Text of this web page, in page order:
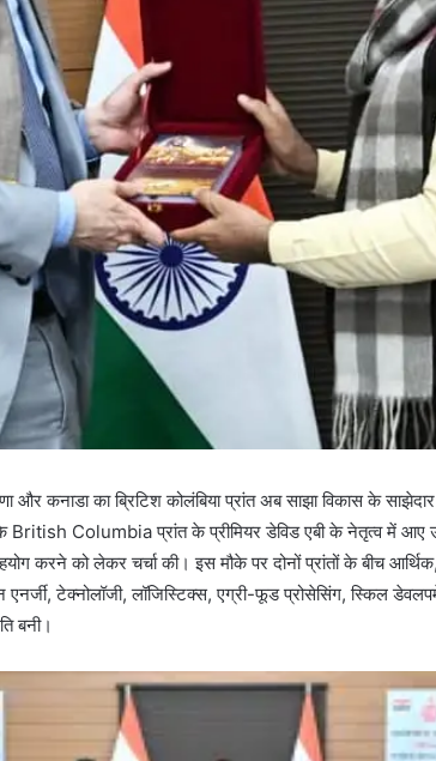
और कनाडा का ब्रिटिश कोलंबिया प्रांत अब साझा विकास के
Columbia प्रांत के प्रीमियर डेविड एबी के नेतृत्व में आए
करने को लेकर चर्चा की। इस मौके पर दोनों प्रांतों के बीच
टेक्नोलॉजी, लॉजिस्टिक्स, एग्री-फूड प्रोसेसिंग, स्किल
बनी।